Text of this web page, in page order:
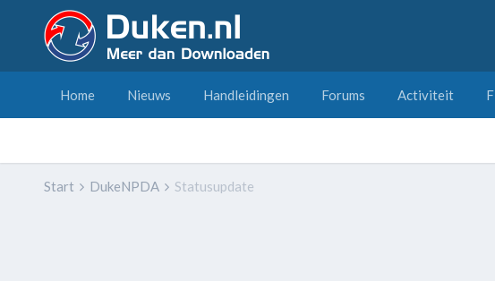
Home Nieuws Handleidingen Forums Activiteit
Start DukeNPDA Statusupdate